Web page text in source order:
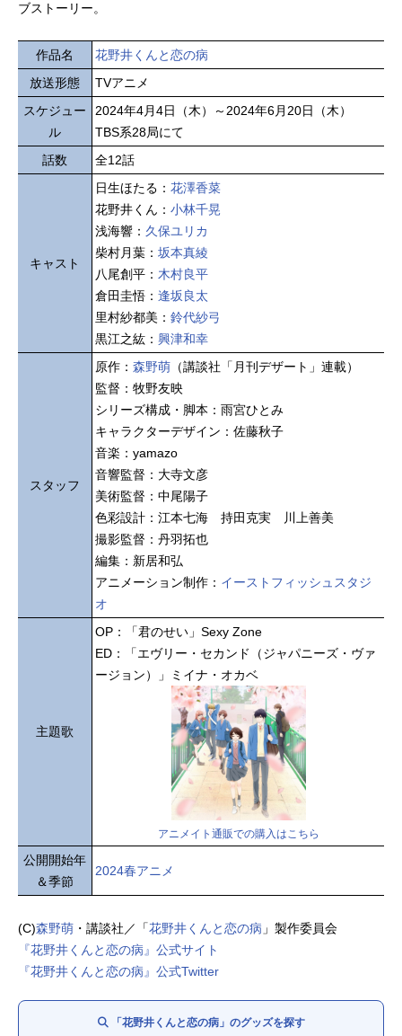
ブストーリー。
作品名
花野井くんと恋の病
放送形態
TVアニメ
スケジュー
ル
2024年4月4日（木）～2024年6月20日（木）
TBS系28局にて
話数
全12話
キャスト
日生ほたる： 花澤香菜
花野井くん： 小林千晃
浅海響： 久保ユリカ
柴村月葉： 坂本真綾
八尾創平： 木村良平
倉田圭悟： 逢坂良太
里村紗都美： 鈴代紗弓
黒江之紘： 興津和幸
スタッフ
原作： 森野萌 （講談社「月刊デザート」連載）
監督：牧野友映
シリーズ構成・脚本：雨宮ひとみ
キャラクターデザイン：佐藤秋子
音楽：yamazo
音響監督：大寺文彦
美術監督：中尾陽子
色彩設計：江本七海 持田克実 川上善美
撮影監督：丹羽拓也
編集：新居和弘
アニメーション制作： イーストフィッシュスタジ
オ
主題歌
OP：「君のせい」Sexy Zone
ED：「エヴリー・セカンド（ジャパニーズ・ヴァ
ージョン）」ミイナ・オカベ
アニメイト通販での購入はこちら
公開開始年
＆季節
2024春アニメ
(C)森野萌 ・講談社／「花野井くんと恋の病 」製作委員会
『花野井くんと恋の病』公式サイト
『花野井くんと恋の病』公式Twitter
「花野井くんと恋の病」のグッズを探す